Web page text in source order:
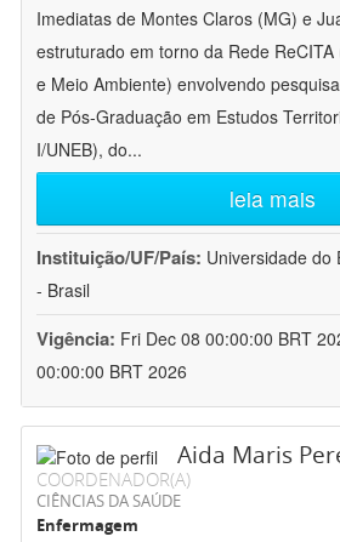
Imediatas de Montes Claros (MG) e
estruturado em torno da Rede
e Meio Ambiente) envolvendo
de Pós-Graduação em Estudos
I/UNEB), do...
leia mais
Instituição/UF/País: Universidade do
- Brasil
Vigência: Fri Dec 08 00:00:00 BRT
00:00:00 BRT 2026
Aida Maris
COORDENADOR(A)
CIÊNCIAS DA SAÚDE
Enfermagem